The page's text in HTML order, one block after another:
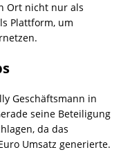
Ort nicht nur als
Plattform, um
Geschäftsmann in
seine Beteiligung
da das
Umsatz generierte.